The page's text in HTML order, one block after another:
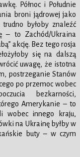
Północ i Południe
broni jądrowej jako
byłoby znaleźć
– to Zachód/Ukraina
akcję. Bez tego rosja
się na dalszą
uwagę, że istotna
postrzeganie Stanów
po przemoc wobec
bezkarności,
Amerykanie – to
wobec innego kraju,
na Ukrainę byłby w
buty – w czym